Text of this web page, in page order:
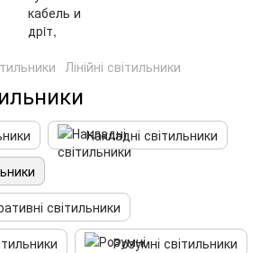
Лінійні світильники
Накладні світильники
світильники
Розумні світильники